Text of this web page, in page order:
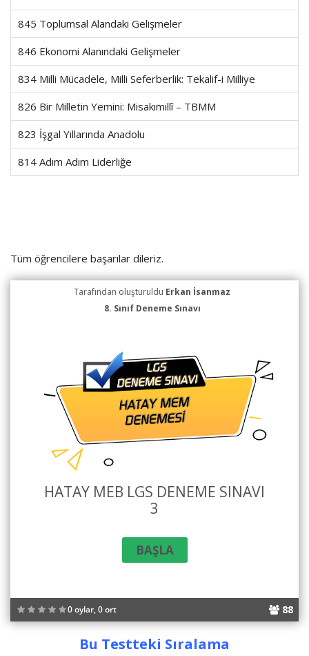
845 Toplumsal Alandaki Gelişmeler
846 Ekonomi Alanındaki Gelişmeler
834 Milli Mücadele, Milli Seferberlik: Tekalif-i Milliye
826 Bir Milletin Yemini: Misakımillî – TBMM
823 İşgal Yıllarında Anadolu
814 Adım Adım Liderliğe
Tüm öğrencilere başarılar dileriz.
0 oylar, 0 ort 88
Tarafından oluşturuldu Erkan İsanmaz
8. Sınıf Deneme Sınavı
HATAY MEB LGS DENEME SINAVI
3
Bu Testteki Sıralama